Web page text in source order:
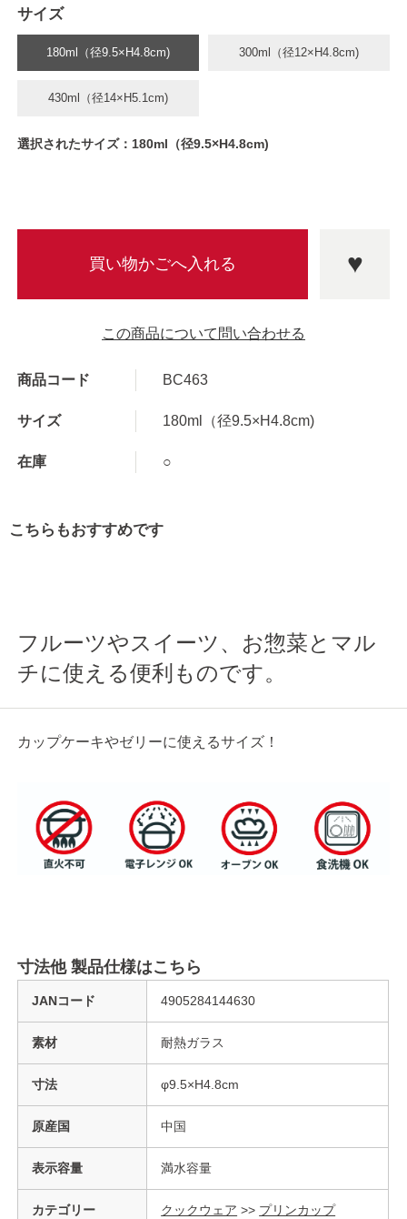
商品コード BC463
サイズ 180ml（径9.5×H4.8cm)
在庫 ○
サイズ
180ml（径9.5×H4.8cm) 300ml（径12×H4.8cm)
430ml（径14×H5.1cm)
選択されたサイズ：180ml（径9.5×H4.8cm)
こちらもおすすめです
この商品について問い合わせる
フルーツやスイーツ、お惣菜とマル
チに使える便利ものです。
カップケーキやゼリーに使えるサイズ！
寸法他 製品仕様はこちら
JANコード 4905284144630
素材 耐熱ガラス
寸法 φ9.5×H4.8cm
原産国 中国
表示容量 満水容量
カテゴリー クックウェア >> プリンカップ